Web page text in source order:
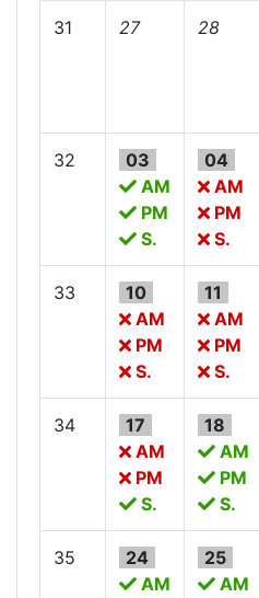
31 27 28
32
03
AM
PM
S.
04
AM
PM
S.
33
10
AM
PM
S.
11
AM
PM
S.
34
17
AM
PM
S.
18
AM
PM
S.
35
24
AM
25
AM